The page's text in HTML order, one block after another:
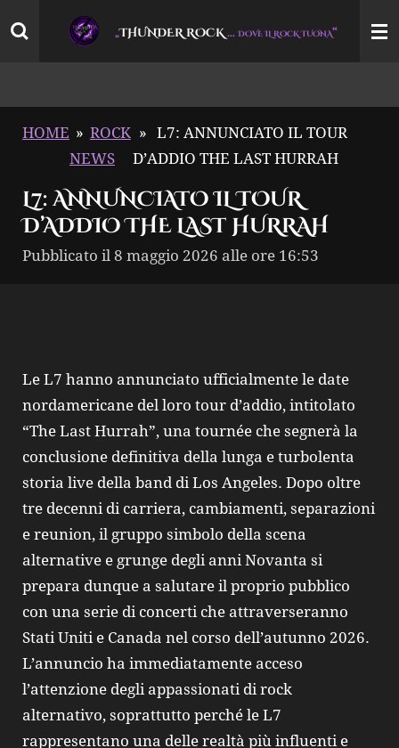
Vai
„THUNDER ROCK…DOVE IL ROCK TUONA“
HOME » ROCK
NEWS
» L7: ANNUNCIATO IL TOUR
D’ADDIO THE LAST HURRAH
L7: ANNUNCIATO IL TOUR
D’ADDIO THE LAST HURRAH
Pubblicato il 8 maggio 2026 alle ore 16:53
Le L7 hanno annunciato ufficialmente le date
nordamericane del loro tour d’addio, intitolato
“The Last Hurrah”, una tournée che segnerà la
conclusione definitiva della lunga e turbolenta
storia live della band di Los Angeles. Dopo oltre
tre decenni di carriera, cambiamenti, separazioni
e reunion, il gruppo simbolo della scena
alternative e grunge degli anni Novanta si
prepara dunque a salutare il proprio pubblico
con una serie di concerti che attraverseranno
Stati Uniti e Canada nel corso dell’autunno 2026.
L’annuncio ha immediatamente acceso
l’attenzione degli appassionati di rock
alternativo, soprattutto perché le L7
rappresentano una delle realtà più influenti e